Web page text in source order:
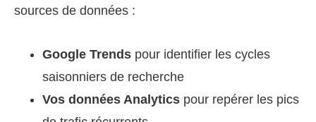
sources de données :
Google Trends pour identifier les cycles
saisonniers de recherche
Vos données Analytics pour repérer les pics